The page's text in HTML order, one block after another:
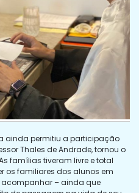
ainda permitiu a participação
Thales de Andrade, tornou o
famílias tiveram livre e total
os familiares dos alunos em
acompanhar – ainda que